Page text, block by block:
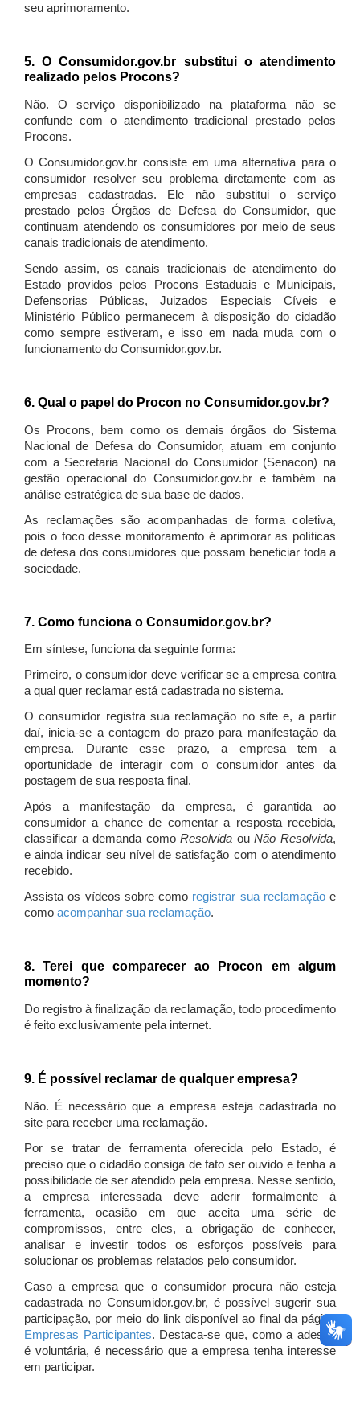
seu aprimoramento.
5. O Consumidor.gov.br substitui o atendimento
realizado pelos Procons?
Não. O serviço disponibilizado na plataforma não se
confunde com o atendimento tradicional prestado pelos
Procons.
O Consumidor.gov.br consiste em uma alternativa para o
consumidor resolver seu problema diretamente com as
empresas cadastradas. Ele não substitui o serviço
prestado pelos Órgãos de Defesa do Consumidor, que
continuam atendendo os consumidores por meio de seus
canais tradicionais de atendimento.
Sendo assim, os canais tradicionais de atendimento do
Estado providos pelos Procons Estaduais e Municipais,
Defensorias Públicas, Juizados Especiais Cíveis e
Ministério Público permanecem à disposição do cidadão
como sempre estiveram, e isso em nada muda com o
funcionamento do Consumidor.gov.br.
6. Qual o papel do Procon no Consumidor.gov.br?
Os Procons, bem como os demais órgãos do Sistema
Nacional de Defesa do Consumidor, atuam em conjunto
com a Secretaria Nacional do Consumidor (Senacon) na
gestão operacional do Consumidor.gov.br e também na
análise estratégica de sua base de dados.
As reclamações são acompanhadas de forma coletiva,
pois o foco desse monitoramento é aprimorar as políticas
de defesa dos consumidores que possam beneficiar toda a
sociedade.
7. Como funciona o Consumidor.gov.br?
Em síntese, funciona da seguinte forma:
Primeiro, o consumidor deve verificar se a empresa contra
a qual quer reclamar está cadastrada no sistema.
O consumidor registra sua reclamação no site e, a partir
daí, inicia-se a contagem do prazo para manifestação da
empresa. Durante esse prazo, a empresa tem a
oportunidade de interagir com o consumidor antes da
postagem de sua resposta final.
Após a manifestação da empresa, é garantida ao
consumidor a chance de comentar a resposta recebida,
classificar a demanda comoResolvida ouNão Resolvida,
e ainda indicar seu nível de satisfação com o atendimento
recebido.
Assista os vídeos sobre como registrar sua reclamaçãoe
como acompanhar sua reclamação.
8. Terei que comparecer ao Procon em algum
momento?
Do registro à finalização da reclamação, todo procedimento
é feito exclusivamente pela internet.
9. É possível reclamar de qualquer empresa?
Não. É necessário que a empresa esteja cadastrada no
site para receber uma reclamação.
Por se tratar de ferramenta oferecida pelo Estado, é
preciso que o cidadão consiga de fato ser ouvido e tenha a
possibilidade de ser atendido pela empresa. Nesse sentido,
a empresa interessada deve aderir formalmente à
ferramenta, ocasião em que aceita uma série de
compromissos, entre eles, a obrigação de conhecer,
analisar e investir todos os esforços possíveis para
solucionar os problemas relatados pelo consumidor.
Caso a empresa que o consumidor procura não esteja
cadastrada no Consumidor.gov.br, é possível sugerir sua
participação, por meio do link disponível ao final da página
Empresas Participantes. Destaca-se que, como a adesão
é voluntária, é necessário que a empresa tenha interesse
em participar.